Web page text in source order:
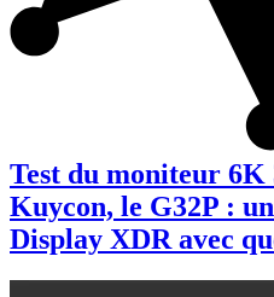
Test du moniteur 6K
Kuycon, le G32P :
Display XDR avec